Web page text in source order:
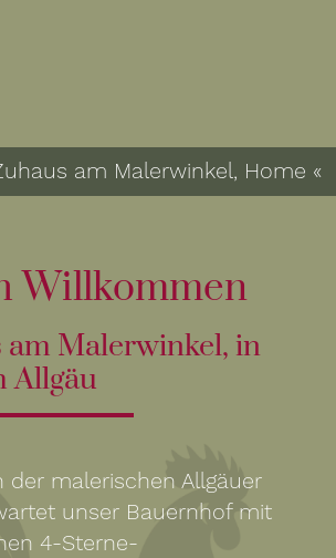
am Malerwinkel, Home «
Willkommen
am Malerwinkel, in
Allgäu
der malerischen Allgäuer
unser Bauernhof mit
4-Sterne-